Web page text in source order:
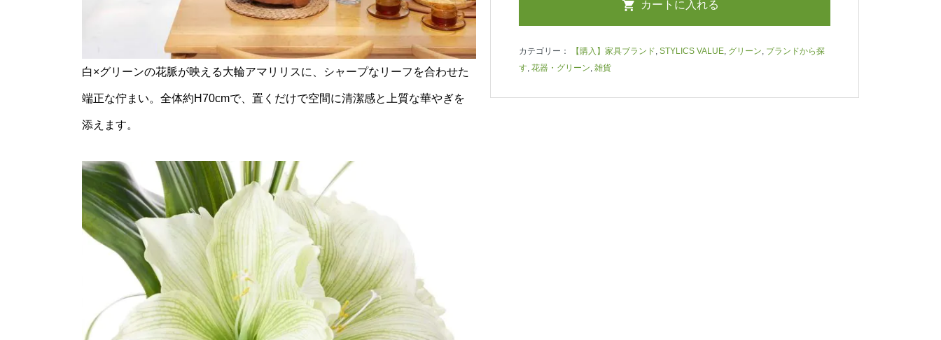
白×グリーンの花脈が映える大輪アマリリスに、シャープなリーフを合わせた
端正な佇まい。全体約H70cmで、置くだけで空間に清潔感と上質な華やぎを
添えます。
カテゴリー： 【購入】家具ブランド, STYLICS VALUE, グリーン, ブランドから探
す, 花器・グリーン, 雑貨